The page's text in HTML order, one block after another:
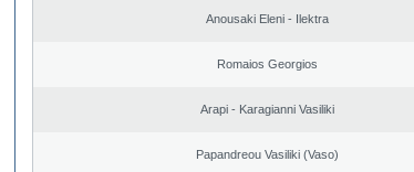
Anousaki Eleni - Ilektra
Romaios Georgios
Arapi - Karagianni Vasiliki
Papandreou Vasiliki (Vaso)